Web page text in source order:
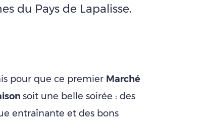
du Pays de Lapalisse.
pour que ce premier Marché
soit une belle soirée : des
entraînante et des bons